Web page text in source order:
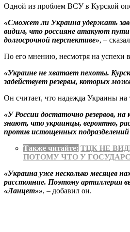
Одной из проблем ВСУ в Курской
«Сможет ли Украина удержать
видим, что россияне атакуют
долгосрочной перспективе», –
По его мнению, несмотря на успехи
«Украине не хватает пехоты.
задействует резервы, которых
Он считает, что надежда Украины на
«У России достаточно резервов,
знают, что украинцы, вероятно,
против истощенных подразделений
Также читайте: ТЦК НЕ
ПОТОМУ ЧТО У
«Украина уже несколько месяцев
расстояние. Поэтому артиллерия
«Ланцет»», – добавил он.